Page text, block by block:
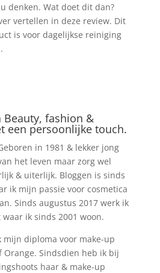
denken. Wat doet dit dan?
vertellen in deze review. Dit
is voor dagelijkse reiniging
fashion &
een persoonlijke touch.
in 1981 & lekker jong
het leven maar zorg wel
& uiterlijk. Bloggen is sinds
ik mijn passie voor cosmetica
Sinds augustus 2017 werk ik
ik sinds 2001 woon.
mijn diploma voor make-up
Sindsdien heb ik bij
haar & make-up